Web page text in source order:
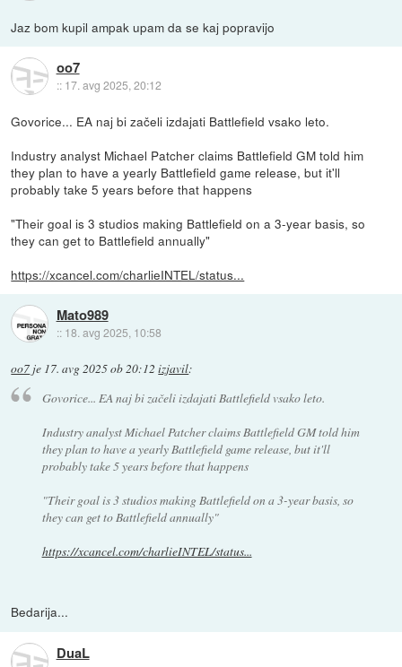
Jaz bom kupil ampak upam da se kaj popravijo
oo7
:: 17. avg 2025, 20:12
Govorice... EA naj bi začeli izdajati Battlefield vsako leto.
Industry analyst Michael Patcher claims Battlefield GM told him
they plan to have a yearly Battlefield game release, but it'll
probably take 5 years before that happens
"Their goal is 3 studios making Battlefield on a 3-year basis, so
they can get to Battlefield annually"
https://xcancel.com/charlieINTEL/status...
Mato989
:: 18. avg 2025, 10:58
oo7 je 17. avg 2025 ob 20:12 izjavil:
Govorice... EA naj bi začeli izdajati Battlefield vsako leto.
Industry analyst Michael Patcher claims Battlefield GM told him
they plan to have a yearly Battlefield game release, but it'll
probably take 5 years before that happens
"Their goal is 3 studios making Battlefield on a 3-year basis, so
they can get to Battlefield annually"
https://xcancel.com/charlieINTEL/status...
Bedarija...
DuaL